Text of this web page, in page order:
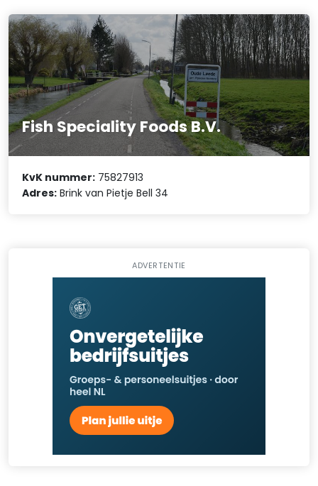
Fish Speciality Foods B.V.
KvK nummer: 75827913
Adres: Brink van Pietje Bell 34
ADVERTENTIE